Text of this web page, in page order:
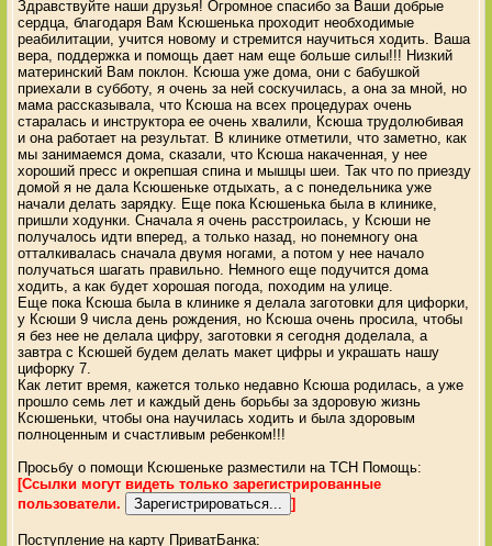
Здравствуйте наши друзья! Огромное спасибо за Ваши добрые
сердца, благодаря Вам Ксюшенька проходит необходимые
реабилитации, учится новому и стремится научиться ходить. Ваша
вера, поддержка и помощь дает нам еще больше силы!!! Низкий
материнский Вам поклон. Ксюша уже дома, они с бабушкой
приехали в субботу, я очень за ней соскучилась, а она за мной, но
мама рассказывала, что Ксюша на всех процедурах очень
старалась и инструктора ее очень хвалили, Ксюша трудолюбивая
и она работает на результат. В клинике отметили, что заметно, как
мы занимаемся дома, сказали, что Ксюша накаченная, у нее
хороший пресс и окрепшая спина и мышцы шеи. Так что по приезду
домой я не дала Ксюшеньке отдыхать, а с понедельника уже
начали делать зарядку. Еще пока Ксюшенька была в клинике,
пришли ходунки. Сначала я очень расстроилась, у Ксюши не
получалось идти вперед, а только назад, но понемногу она
отталкивалась сначала двумя ногами, а потом у нее начало
получаться шагать правильно. Немного еще подучится дома
ходить, а как будет хорошая погода, походим на улице.
Еще пока Ксюша была в клинике я делала заготовки для цифорки,
у Ксюши 9 числа день рождения, но Ксюша очень просила, чтобы
я без нее не делала цифру, заготовки я сегодня доделала, а
завтра с Ксюшей будем делать макет цифры и украшать нашу
цифорку 7.
Как летит время, кажется только недавно Ксюша родилась, а уже
прошло семь лет и каждый день борьбы за здоровую жизнь
Ксюшеньки, чтобы она научилась ходить и была здоровым
полноценным и счастливым ребенком!!!
Просьбу о помощи Ксюшеньке разместили на ТСН Помощь:
[Ссылки могут видеть только зарегистрированные
пользователи.
]
Поступление на карту ПриватБанка: